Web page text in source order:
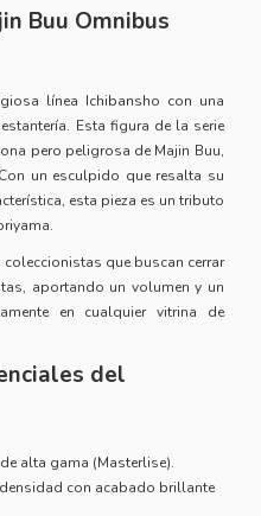
Buu Omnibus
línea Ichibansho con una
Esta figura de la serie
pero peligrosa de Majin Buu,
un esculpido que resalta su
esta pieza es un tributo
que buscan cerrar
aportando un volumen y un
en cualquier vitrina de
del
alta gama (Masterlise).
densidad con acabado brillante